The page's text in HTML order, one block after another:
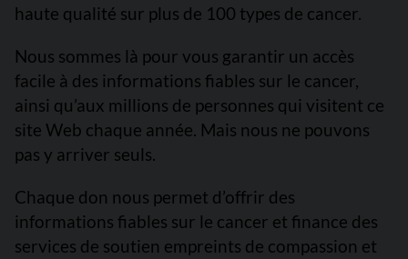
haute qualité sur plus de 100 types de cancer.
Nous sommes là pour vous garantir un accès
facile à des informations fiables sur le cancer,
ainsi qu’aux millions de personnes qui visitent ce
site Web chaque année. Mais nous ne pouvons
pas y arriver seuls.
Chaque don nous permet d’offrir des
informations fiables sur le cancer et finance des
services de soutien empreints de compassion et